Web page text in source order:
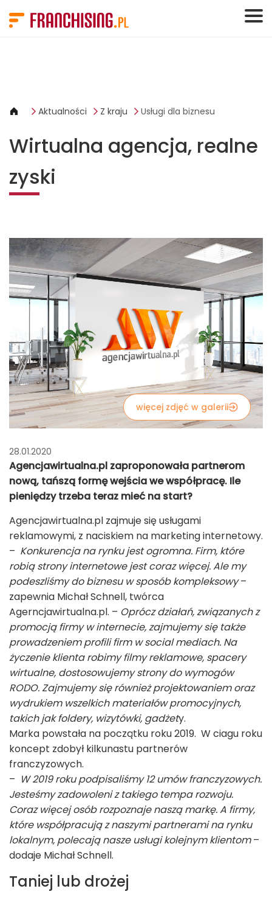
Aktualności Z kraju Usługi dla biznesu
Wirtualna agencja, realne
zyski
więcej zdjęć w galerii
28.01.2020
Agencjawirtualna.pl zaproponowała partnerom
nową, tańszą formę wejścia we współpracę. Ile
pieniędzy trzeba teraz mieć na start?
Agencjawirtualna.pl zajmuje się usługami
reklamowymi, z naciskiem na marketing internetowy.
– Konkurencja na rynku jest ogromna. Firm, które
robią strony internetowe jest coraz więcej. Ale my
podeszliśmy do biznesu w sposób kompleksowy–
zapewnia Michał Schnell, twórca
Agerncjawirtualna.pl. – Oprócz działań, związanych z
promocją firmy w internecie, zajmujemy się także
prowadzeniem profili firm w social mediach. Na
życzenie klienta robimy filmy reklamowe, spacery
wirtualne, dostosowujemy strony do wymogów
RODO. Zajmujemy się również projektowaniem oraz
wydrukiem wszelkich materiałów promocyjnych,
takich jak foldery, wizytówki, gadżety.
Marka powstała na początku roku 2019. W ciagu roku
koncept zdobył kilkunastu partnerów
franczyzowych.
– W 2019 roku podpisaliśmy 12 umów franczyzowych.
Jesteśmy zadowoleni z takiego tempa rozwoju.
Coraz więcej osób rozpoznaje naszą markę. A firmy,
które współpracują z naszymi partnerami na rynku
lokalnym, polecają nasze usługi kolejnym klientom–
dodaje Michał Schnell.
Taniej lub drożej